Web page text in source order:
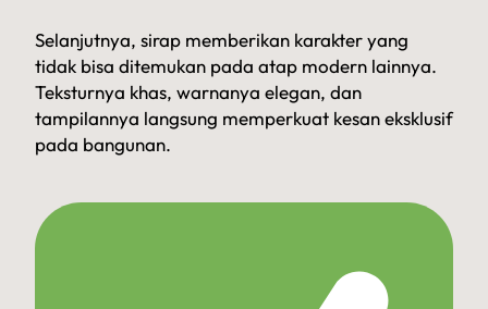
Selanjutnya, sirap memberikan karakter yang
tidak bisa ditemukan pada atap modern lainnya.
Teksturnya khas, warnanya elegan, dan
tampilannya langsung memperkuat kesan eksklusif
pada bangunan.